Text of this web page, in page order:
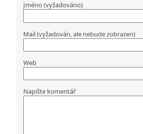
Jméno (vyžadováno)
Mail (vyžadován, ale nebude zobrazen)
Web
Napište komentář